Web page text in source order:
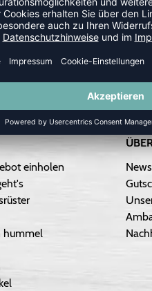
GELD-ZURÜCK-
einholen
hummel